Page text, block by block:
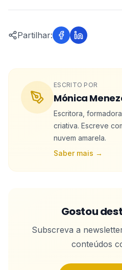
Partilhar:
ESCRITO POR
Mónica
Escritora,
criativa. Escreve
nuvem amarela.
Saber mais →
Gostou
Subscreva a
conteúdos